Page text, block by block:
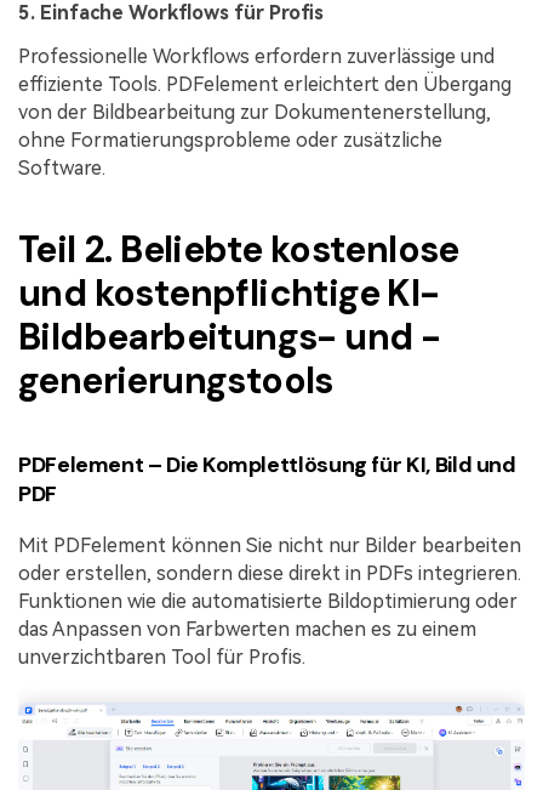
5. Einfache Workflows für Profis
Professionelle Workflows erfordern zuverlässige und
effiziente Tools. PDFelement erleichtert den Übergang
von der Bildbearbeitung zur Dokumentenerstellung,
ohne Formatierungsprobleme oder zusätzliche
Software.
Teil 2. Beliebte kostenlose
und kostenpflichtige KI-
Bildbearbeitungs- und -
generierungstools
PDFelement – Die Komplettlösung für KI, Bild und
PDF
Mit PDFelement können Sie nicht nur Bilder bearbeiten
oder erstellen, sondern diese direkt in PDFs integrieren.
Funktionen wie die automatisierte Bildoptimierung oder
das Anpassen von Farbwerten machen es zu einem
unverzichtbaren Tool für Profis.